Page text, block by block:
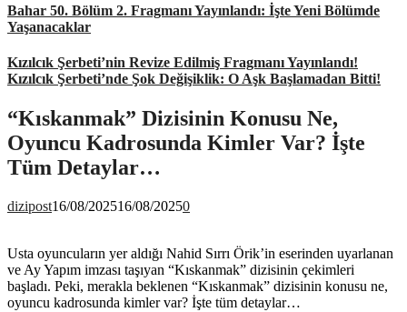
Bahar 50. Bölüm 2. Fragmanı Yayınlandı: İşte Yeni Bölümde
Yaşanacaklar
Kızılcık Şerbeti’nin Revize Edilmiş Fragmanı Yayınlandı!
Kızılcık Şerbeti’nde Şok Değişiklik: O Aşk Başlamadan Bitti!
“Kıskanmak” Dizisinin Konusu Ne,
Oyuncu Kadrosunda Kimler Var? İşte
Tüm Detaylar…
dizipost16/08/202516/08/20250
Usta oyuncuların yer aldığı Nahid Sırrı Örik’in eserinden uyarlanan
ve Ay Yapım imzası taşıyan “Kıskanmak” dizisinin çekimleri
başladı. Peki, merakla beklenen “Kıskanmak” dizisinin konusu ne,
oyuncu kadrosunda kimler var? İşte tüm detaylar…